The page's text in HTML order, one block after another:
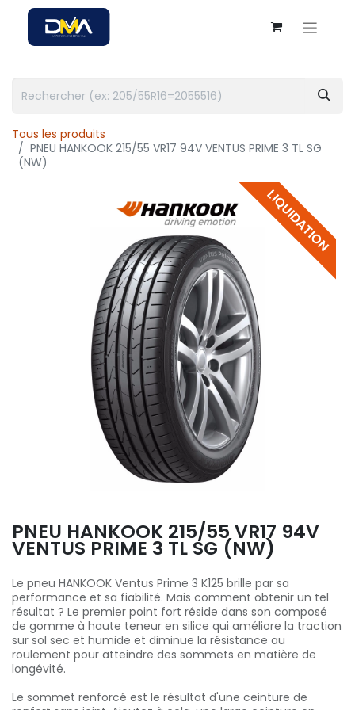
Tous les produits
PNEU HANKOOK 215/55 VR17 94V VENTUS PRIME 3 TL SG
(NW)
LIQUIDATION
PNEU HANKOOK 215/55 VR17 94V
VENTUS PRIME 3 TL SG (NW)
Le pneu HANKOOK Ventus Prime 3 K125 brille par sa
performance et sa fiabilité. Mais comment obtenir un tel
résultat ? Le premier point fort réside dans son composé
de gomme à haute teneur en silice qui améliore la traction
sur sol sec et humide et diminue la résistance au
roulement pour atteindre des sommets en matière de
longévité.
Le sommet renforcé est le résultat d'une ceinture de